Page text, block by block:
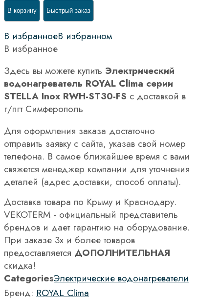
В корзину Быстрый заказ
В избранноеВ избранном
В избранное
Здесь вы можете купить Электрический
водонагреватель ROYAL Clima cерии
STELLA Inox RWH-ST30-FS с доставкой в
г/пгт Симферополь
Для оформления заказа достаточно
отправить заявку с сайта, указав свой номер
телефона. В самое ближайшее время с вами
свяжется менеджер компании для уточнения
деталей (адрес доставки, способ оплаты).
Доставка товара по Крыму и Краснодару.
VEKOTERM - официальный представитель
брендов и дает гарантию на оборудование.
При заказе 3х и более товаров
предоставляется ДОПОЛНИТЕЛЬНАЯ
скидка!
CategoriesЭлектрические водонагреватели
Бренд: ROYAL Clima